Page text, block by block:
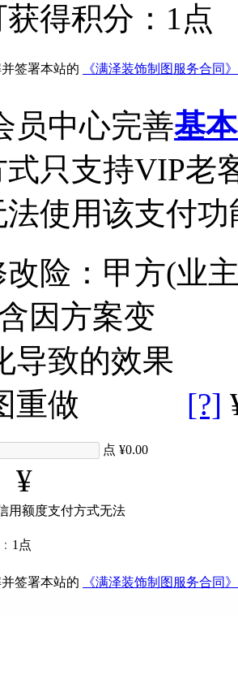
得积分： 1 点
签署本站的 《满泽装饰制图服务合同》
员中心完善基
只支持VIP老
使用该支付功
改险：甲方(业
[?]
点 ¥0.00
¥
用额度支付方式无法
1点
签署本站的
《满泽装饰制图服务合同》